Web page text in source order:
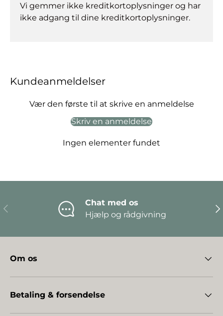
Vi gemmer ikke kreditkortoplysninger og har
ikke adgang til dine kreditkortoplysninger.
Kundeanmeldelser
Vær den første til at skrive en anmeldelse
Skriv en anmeldelse
Ingen elementer fundet
Forrige
Chat med os
Hjælp og rådgivning
Om os
Betaling & forsendelse